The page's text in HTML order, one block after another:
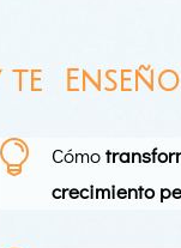
te
 Cómo
crecimiento